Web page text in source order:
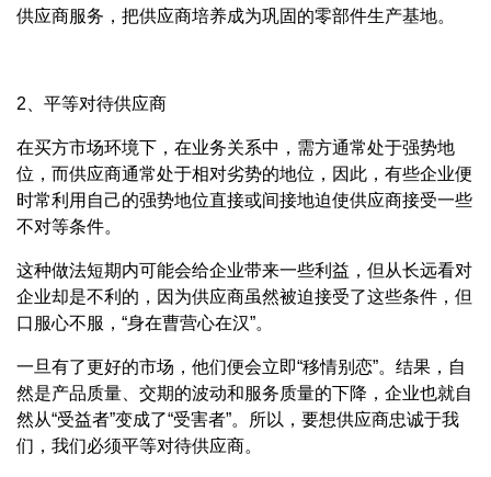
供应商服务，把供应商培养成为巩固的零部件生产基地。
2、平等对待供应商
在买方市场环境下，在业务关系中，需方通常处于强势地
位，而供应商通常处于相对劣势的地位，因此，有些企业便
时常利用自己的强势地位直接或间接地迫使供应商接受一些
不对等条件。
这种做法短期内可能会给企业带来一些利益，但从长远看对
企业却是不利的，因为供应商虽然被迫接受了这些条件，但
口服心不服，“身在曹营心在汉”。
一旦有了更好的市场，他们便会立即“移情别恋”。结果，自
然是产品质量、交期的波动和服务质量的下降，企业也就自
然从“受益者”变成了“受害者”。所以，要想供应商忠诚于我
们，我们必须平等对待供应商。